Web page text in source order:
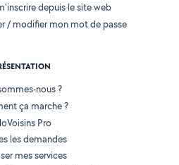
depuis le site web
/ modifier mon mot de passe
nous ?
ça marche ?
Pro
les demandes
mes services